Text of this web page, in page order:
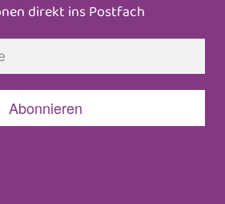
direkt ins Postfach
Abonnieren